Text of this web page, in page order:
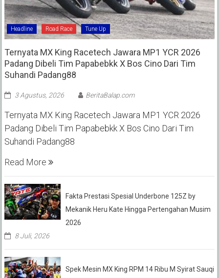
Headline Road Race Tune Up
Ternyata MX King Racetech Jawara MP1 YCR 2026
Padang Dibeli Tim Papabebkk X Bos Cino Dari Tim
Suhandi Padang88
3 Agustus, 2026 BeritaBalap.com
Ternyata MX King Racetech Jawara MP1 YCR 2026
Padang Dibeli Tim Papabebkk X Bos Cino Dari Tim
Suhandi Padang88
Read More
Fakta Prestasi Spesial Underbone 125Z by
Mekanik Heru Kate Hingga Pertengahan Musim
2026
8 Juli, 2026
Spek Mesin MX King RPM 14 Ribu M Syirat Sauqi